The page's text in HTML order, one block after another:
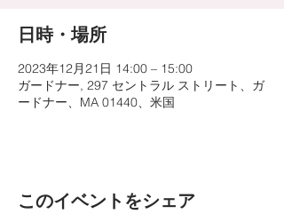
日時・場所
2023年12月21日 14:00 – 15:00
ガードナー, 297 セントラル ストリート、ガ
ードナー、MA 01440、米国
このイベントをシェア